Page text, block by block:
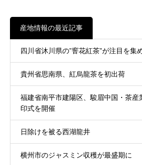
産地情報の最近記事
四川省沐川県の”窨花紅茶”が注目を集
貴州省思南県、紅烏龍茶を初出荷
福建省南平市建陽区、駿眉中国・茶産
印式を開催
日除けを被る西湖龍井
横州市のジャスミン収穫が最盛期に